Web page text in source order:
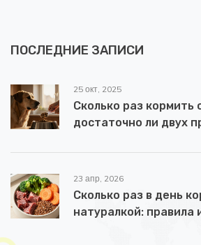
ПОСЛЕДНИЕ ЗАПИСИ
25 окт, 2025
Сколько раз кормить
достаточно ли двух
23 апр, 2026
Сколько раз в день
натуралкой: правила